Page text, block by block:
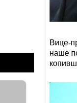
18:18
Вице-
наше